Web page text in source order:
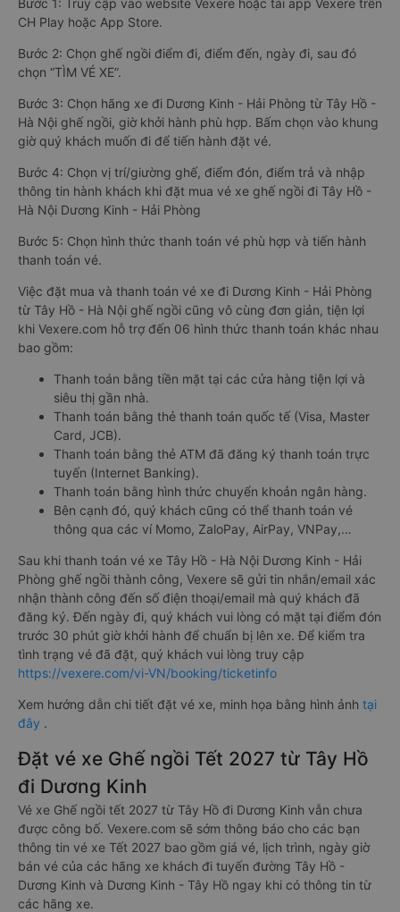
Bước 1: Truy cập vào website Vexere hoặc tải app Vexere trên
CH Play hoặc App Store.
Bước 2: Chọn ghế ngồi điểm đi, điểm đến, ngày đi, sau đó
chọn “TÌM VÉ XE”.
Bước 3: Chọn hãng xe đi Dương Kinh - Hải Phòng từ Tây Hồ -
Hà Nội ghế ngồi, giờ khởi hành phù hợp. Bấm chọn vào khung
giờ quý khách muốn đi để tiến hành đặt vé.
Bước 4: Chọn vị trí/giường ghế, điểm đón, điểm trả và nhập
thông tin hành khách khi đặt mua vé xe ghế ngồi đi Tây Hồ -
Hà Nội Dương Kinh - Hải Phòng
Bước 5: Chọn hình thức thanh toán vé phù hợp và tiến hành
thanh toán vé.
Việc đặt mua và thanh toán vé xe đi Dương Kinh - Hải Phòng
từ Tây Hồ - Hà Nội ghế ngồi cũng vô cùng đơn giản, tiện lợi
khi Vexere.com hỗ trợ đến 06 hình thức thanh toán khác nhau
bao gồm:
Thanh toán bằng tiền mặt tại các cửa hàng tiện lợi và
siêu thị gần nhà.
Thanh toán bằng thẻ thanh toán quốc tế (Visa, Master
Card, JCB).
Thanh toán bằng thẻ ATM đã đăng ký thanh toán trực
tuyến (Internet Banking).
Thanh toán bằng hình thức chuyển khoản ngân hàng.
Bên cạnh đó, quý khách cũng có thể thanh toán vé
thông qua các ví Momo, ZaloPay, AirPay, VNPay,…
Sau khi thanh toán vé xe Tây Hồ - Hà Nội Dương Kinh - Hải
Phòng ghế ngồi thành công, Vexere sẽ gửi tin nhắn/email xác
nhận thành công đến số điện thoại/email mà quý khách đã
đăng ký. Đến ngày đi, quý khách vui lòng có mặt tại điểm đón
trước 30 phút giờ khởi hành để chuẩn bị lên xe. Để kiểm tra
tình trạng vé đã đặt, quý khách vui lòng truy cập
https://vexere.com/vi-VN/booking/ticketinfo
Xem hướng dẫn chi tiết đặt vé xe, minh họa bằng hình ảnh tại
đây .
Đặt vé xe Ghế ngồi Tết 2027 từ Tây Hồ
đi Dương Kinh
Vé xe Ghế ngồi tết 2027 từ Tây Hồ đi Dương Kinh vẫn chưa
được công bố. Vexere.com sẽ sớm thông báo cho các bạn
thông tin vé xe Tết 2027 bao gồm giá vé, lịch trình, ngày giờ
bán vé của các hãng xe khách đi tuyến đường Tây Hồ -
Dương Kinh và Dương Kinh - Tây Hồ ngay khi có thông tin từ
các hãng xe.